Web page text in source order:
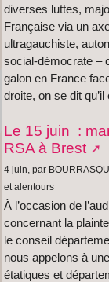
diverses luttes,
Française via un
ultragauchiste,
social-démocrate –
galon en France
droite, on se dit
Le 15 juin :
RSA à Brest
4 juin, par
et alentours
À l’occasion de
concernant la
le conseil
nous appelons à
étatiques et